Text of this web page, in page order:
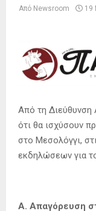
Από Newsroom 19
Από τη Διεύθυνση
ότι θα ισχύσουν
στο Μεσολόγγι,
εκδηλώσεων για
Α. Απαγόρευση